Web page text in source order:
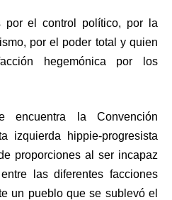
por el control político, por la
por el poder total y quien
hegemónica por los
la Convención
izquierda hippie-progresista
proporciones al ser incapaz
las diferentes facciones
un pueblo que se sublevó el